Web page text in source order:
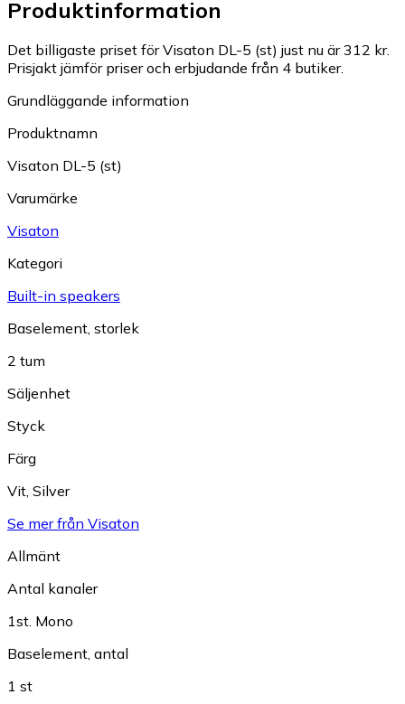
Produktinformation
Det billigaste priset för Visaton DL-5 (st) just nu är 312 kr.
Prisjakt jämför priser och erbjudande från 4 butiker.
Grundläggande information
Produktnamn
Visaton DL-5 (st)
Varumärke
Visaton
Kategori
Built-in speakers
Baselement, storlek
2 tum
Säljenhet
Styck
Färg
Vit, Silver
Se mer från Visaton
Allmänt
Antal kanaler
1st. Mono
Baselement, antal
1 st